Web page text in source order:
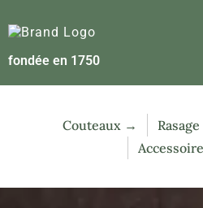
fondée en 1750
Couteaux →